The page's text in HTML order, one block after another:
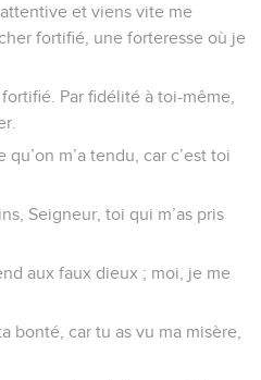
disais : « Rien ne me mettra
tu m’avais assuré une forte
de moi, et me voilà plongé
secours ; toi qui es mon
si je descendais dans la
poussière peut-il te louer
?
ton appui ; Seigneur, viens